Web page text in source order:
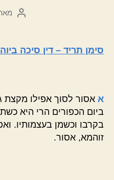
סימן תריד – דין סיכה
א אסור לסוך אפילו מקצת
ביום הכפורים הרי היא
בקרבו וכשמן בעצמותיו.
זוהמא, אסור.